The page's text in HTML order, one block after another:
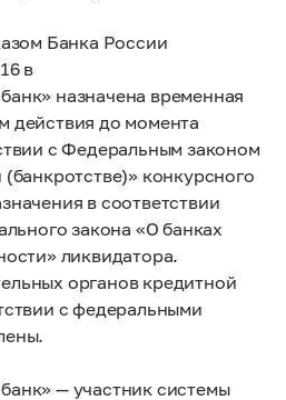
Банка России
в
назначена временная
действия до момента
с Федеральным законом
конкурсного
в соответствии
закона «О банках
ликвидатора.
органов кредитной
с федеральными
— участник системы